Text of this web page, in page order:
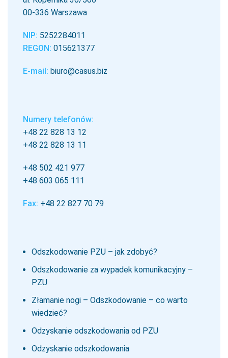
00-336 Warszawa
NIP: 5252284011
REGON: 015621377
E-mail: biuro@casus.biz
Numery telefonów:
+48 22 828 13 12
+48 22 828 13 11
+48 502 421 977
+48 603 065 111
Fax: +48 22 827 70 79
Odszkodowanie PZU – jak zdobyć?
Odszkodowanie za wypadek komunikacyjny –
PZU
Złamanie nogi – Odszkodowanie – co warto
wiedzieć?
Odzyskanie odszkodowania od PZU
Odzyskanie odszkodowania